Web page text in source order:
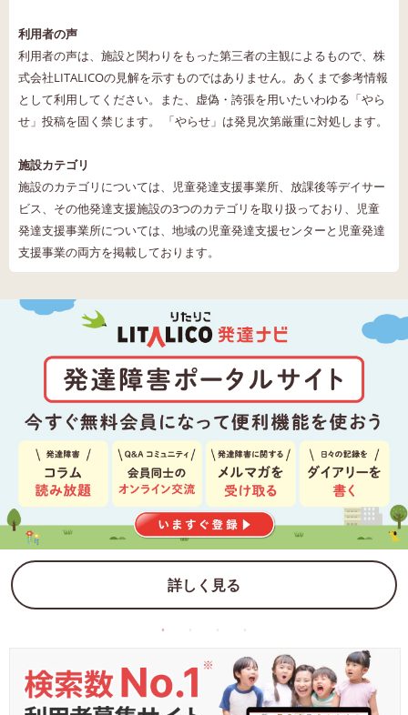
利用者の声
利用者の声は、施設と関わりをもった第三者の主観によるもので、株
式会社LITALICOの見解を示すものではありません。あくまで参考情報
として利用してください。また、虚偽・誇張を用いたいわゆる「やら
せ」投稿を固く禁じます。 「やらせ」は発見次第厳重に対処します。
施設カテゴリ
施設のカテゴリについては、児童発達支援事業所、放課後等デイサー
ビス、その他発達支援施設の3つのカテゴリを取り扱っており、児童
発達支援事業所については、地域の児童発達支援センターと児童発達
支援事業の両方を掲載しております。
詳しく見る